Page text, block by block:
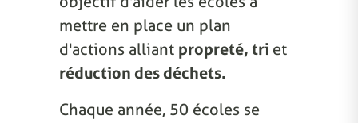
mettre en place un plan
d'actions alliant propreté, tri et
réduction des déchets.
Chaque année, 50 écoles se